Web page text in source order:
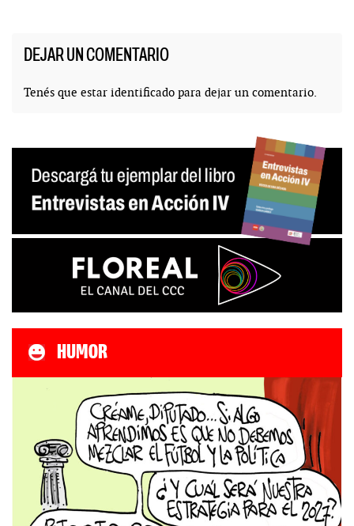
DEJAR UN COMENTARIO
Tenés que estar identificado para dejar un comentario.
HUMOR